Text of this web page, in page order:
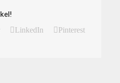
LinkedIn
Pinterest